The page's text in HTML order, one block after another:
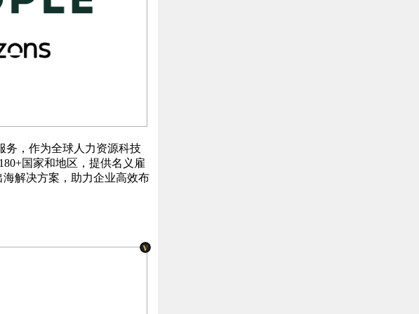
务，作为全球人力资源科技
国家和地区，提供名义雇
解决方案，助力企业高效布